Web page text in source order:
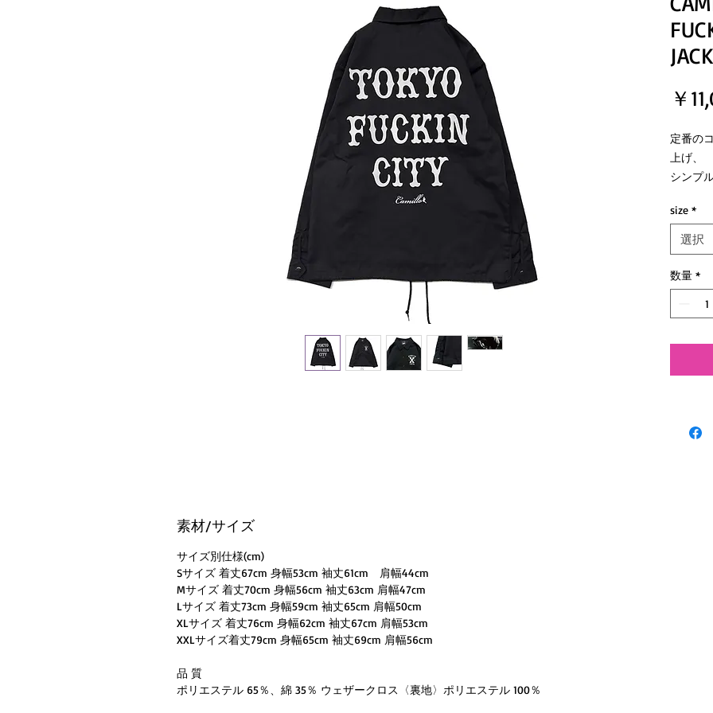
￥
定番の
上げ、
シンプ
枚。
*フロン
カンな
*風の侵
ドロー
A
fabric,
with
the
size *
選択
数量 *
素材/サイズ
サイズ別仕様(cm)
Sサイズ 着丈67cm 身幅53cm 袖丈61cm 肩幅44cm
Mサイズ 着丈70cm 身幅56cm 袖丈63cm 肩幅47cm
Lサイズ 着丈73cm 身幅59cm 袖丈65cm 肩幅50cm
XLサイズ 着丈76cm 身幅62cm 袖丈67cm 肩幅53cm
XXLサイズ着丈79cm 身幅65cm 袖丈69cm 肩幅56cm
品 質
ポリエステル 65％、綿 35％ ウェザークロス〈裏地〉ポリエステル 100％